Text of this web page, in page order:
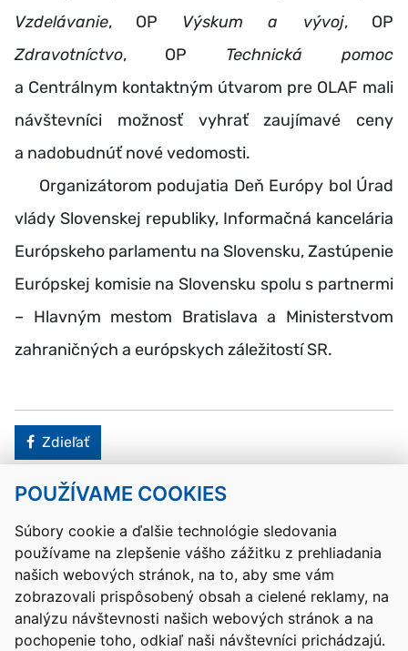
POUŽÍVAME COOKIES
Súbory cookie a ďalšie technológie sledovania
používame na zlepšenie vášho zážitku z prehliadania
našich webových stránok, na to, aby sme vám
zobrazovali prispôsobený obsah a cielené reklamy, na
analýzu návštevnosti našich webových stránok a na
pochopenie toho, odkiaľ naši návštevníci prichádzajú.
Vzdelávanie, OP Výskum a vývoj, OP
Zdravotníctvo, OP Technická pomoc
a Centrálnym kontaktným útvarom pre OLAF mali
návštevníci možnosť vyhrať zaujímavé ceny
a nadobudnúť nové vedomosti.
Organizátorom podujatia Deň Európy bol Úrad
vlády Slovenskej republiky, Informačná kancelária
Európskeho parlamentu na Slovensku, Zastúpenie
Európskej komisie na Slovensku spolu s partnermi
– Hlavným mestom Bratislava a Ministerstvom
zahraničných a európskych záležitostí SR.
Facebook
Zdieľať
Kontakty Mapa stránky RSS
Vyhlásenie o prístupnosti
Nastavenia cookies
Prevádzkovateľom služby je Ministerstvo školstva, výskumu,
vývoja a mládeže Slovenskej republiky.